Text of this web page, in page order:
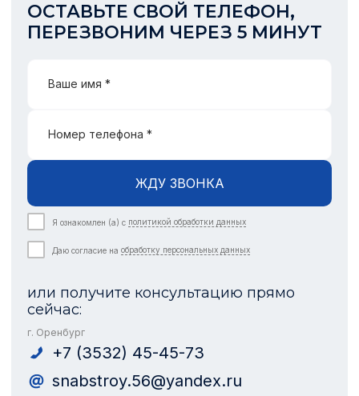
ОСТАВЬТЕ СВОЙ ТЕЛЕФОН,
ПЕРЕЗВОНИМ ЧЕРЕЗ 5 МИНУТ
Ваше имя *
Номер телефона *
ЖДУ ЗВОНКА
Я ознакомлен (а) с политикой обработки данных
Даю согласие на обработку персональных данных
или получите консультацию прямо
сейчас:
г. Оренбург
+7 (3532) 45-45-73
snabstroy.56@yandex.ru